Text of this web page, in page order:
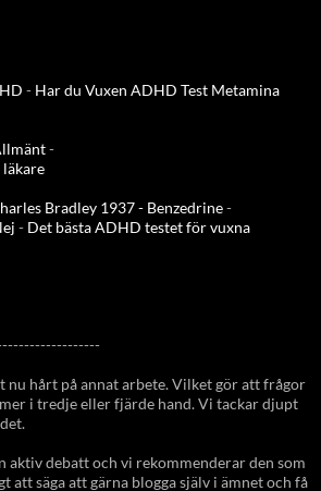
- Har du Vuxen ADHD Test Metamina
-
Bradley 1937 - Benzedrine-
- Det bästa ADHD testet för vuxna
nu hårt på annat arbete. Vilket gör att frågor
i tredje eller fjärde hand. Vi tackar djupt
aktiv debatt och vi rekommenderar den som
att säga att gärna blogga själv i ämnet och få